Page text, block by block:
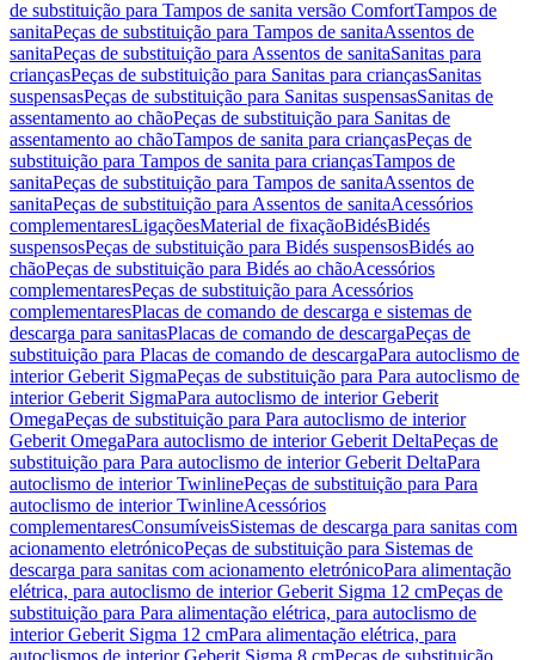
de substituição para Tampos de sanita versão ComfortTampos de
sanitaPeças de substituição para Tampos de sanitaAssentos de
sanitaPeças de substituição para Assentos de sanitaSanitas para
criançasPeças de substituição para Sanitas para criançasSanitas
suspensasPeças de substituição para Sanitas suspensasSanitas de
assentamento ao chãoPeças de substituição para Sanitas de
assentamento ao chãoTampos de sanita para criançasPeças de
substituição para Tampos de sanita para criançasTampos de
sanitaPeças de substituição para Tampos de sanitaAssentos de
sanitaPeças de substituição para Assentos de sanitaAcessórios
complementaresLigaçõesMaterial de fixaçãoBidésBidés
suspensosPeças de substituição para Bidés suspensosBidés ao
chãoPeças de substituição para Bidés ao chãoAcessórios
complementaresPeças de substituição para Acessórios
complementaresPlacas de comando de descarga e sistemas de
descarga para sanitasPlacas de comando de descargaPeças de
substituição para Placas de comando de descargaPara autoclismo de
interior Geberit SigmaPeças de substituição para Para autoclismo de
interior Geberit SigmaPara autoclismo de interior Geberit
OmegaPeças de substituição para Para autoclismo de interior
Geberit OmegaPara autoclismo de interior Geberit DeltaPeças de
substituição para Para autoclismo de interior Geberit DeltaPara
autoclismo de interior TwinlinePeças de substituição para Para
autoclismo de interior TwinlineAcessórios
complementaresConsumíveisSistemas de descarga para sanitas com
acionamento eletrónicoPeças de substituição para Sistemas de
descarga para sanitas com acionamento eletrónicoPara alimentação
elétrica, para autoclismo de interior Geberit Sigma 12 cmPeças de
substituição para Para alimentação elétrica, para autoclismo de
interior Geberit Sigma 12 cmPara alimentação elétrica, para
autoclismos de interior Geberit Sigma 8 cmPeças de substituição